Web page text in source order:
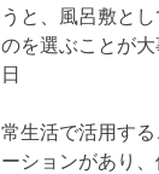
うと、風呂敷と
のを選ぶことが大
日
常生活で活用す
ーションがあり